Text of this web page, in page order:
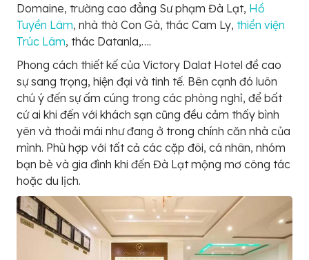
Domaine, trường cao đẳng Sư phạm Đà Lạt, Hồ
Tuyền Lâm, nhà thờ Con Gà, thác Cam Ly, thiền viện
Trúc Lâm, thác Datanla,….
Phong cách thiết kế của Victory Dalat Hotel đề cao
sự sang trọng, hiện đại và tinh tế. Bên cạnh đó luôn
chú ý đến sự ấm cúng trong các phòng nghỉ, để bất
cứ ai khi đến với khách sạn cũng đều cảm thấy bình
yên và thoải mái như đang ở trong chính căn nhà của
mình. Phù hợp với tất cả các cặp đôi, cá nhân, nhóm
bạn bè và gia đình khi đến Đà Lạt mộng mơ công tác
hoặc du lịch.